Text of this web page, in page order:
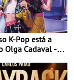
K-Pop está a
Olga Cadaval - A